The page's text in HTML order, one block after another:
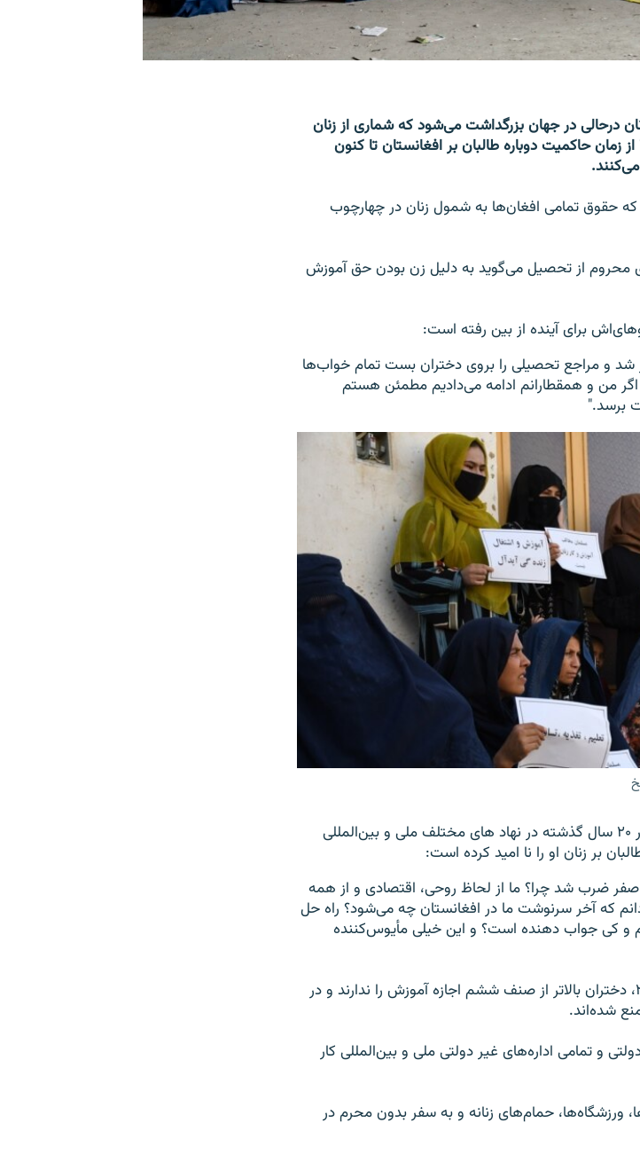
زنان درحالی در جهان بزرگداشت می‌شود که شماری از زنان
در افغانستان می‌گویند از تابستان سال ۲۰۲۱ از زمان حاکمیت دوباره طالبان بر افغانستان تا کنون
که حقوق تمامی افغان‌ها به شمول زنان در چهارچوب
محروم از تحصیل می‌گوید به دلیل زن بودن حق آموزش
برای آینده از بین رفته است:
شد و مراجع تحصیلی را بروی دختران بست تمام خواب‌ها
من و همقطارانم ادامه می‌دادیم مطمئن هستم
برسد."
مینه حسن‌خیل باشنده دیگر شهر کابل که در ۲۰ سال گذشته در نهاد های مختلف ملی و بین‌المللی
بر زنان او را نا امید کرده است:
سال همه زحمات ۲۰ ساله در صفر ضرب شد چرا؟ ما از لحاظ روحی، اقتصادی و از همه
که آخر سرنوشت ما در افغانستان چه می‌شود؟ راه حل
کی جواب دهنده است؟ و این خیلی مأیوس‌کننده
پس از حاکمیت دوباره طالبان در اگست ۲۰۲۱، دختران بالاتر از صنف ششم اجازه‌ آموزش را ندارند و در
و تمامی اداره‌های غیر دولتی ملی و بین‌المللی کار
ورزشگاه‌ها، حمام‌های زنانه و به سفر بدون محرم در